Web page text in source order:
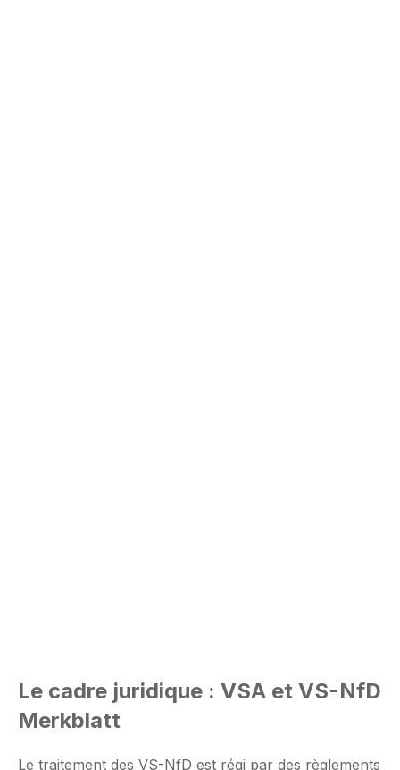
Le cadre juridique : VSA et VS-NfD
Merkblatt
Le traitement des VS-NfD est régi par des règlements